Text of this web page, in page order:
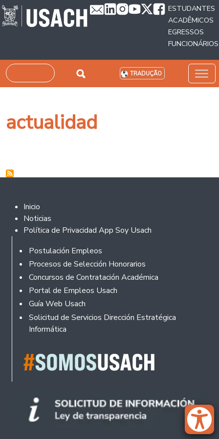
Passar para o conteúdo principal
ESTUDANTES
ACADÊMICOS
EGRESSOS
FUNCIONÁRIOS
Pesquisar TRADUÇÃO
actualidad
Footer 2
Inicio
Noticias
Política de Privacidad App Soy Usach
Rodapé
Postulación Empleos
Procesos de Selección Honorarios
Concursos de Contratación Académica
Portal de Empleos Usach
Guía Web Usach
Solicitud de Servicios Dirección Estratégica
Informática